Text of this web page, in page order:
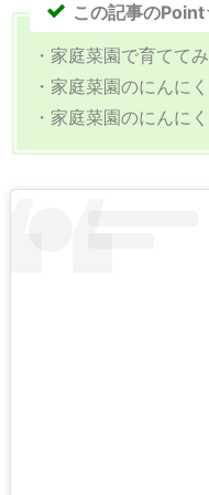
この記事の
・家庭菜園で育てて
・家庭菜園のにんに
・家庭菜園のにんに